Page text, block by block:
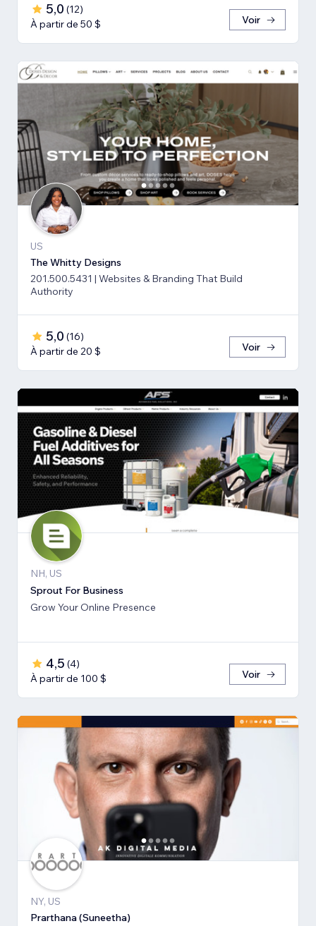
5,0 (12)
À partir de 50 $
Voir
US
The Whitty Designs
201.500.5431 | Websites & Branding That Build
Authority
5,0 (16)
À partir de 20 $
Voir
NH, US
Sprout For Business
Grow Your Online Presence
4,5 (4)
À partir de 100 $
Voir
NY, US
Prarthana (Suneetha)